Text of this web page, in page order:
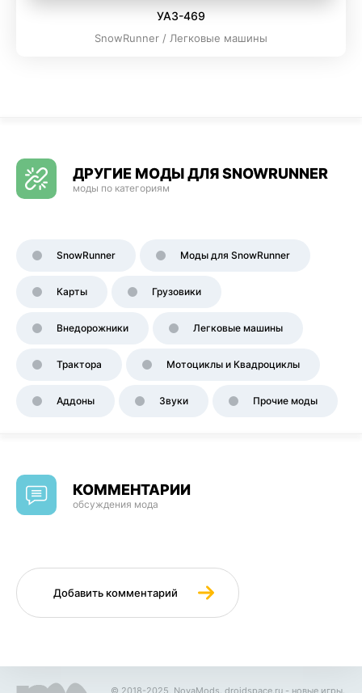
УАЗ-469
SnowRunner / Легковые машины
ДРУГИЕ МОДЫ ДЛЯ SNOWRUNNER
моды по категориям
SnowRunner Моды для SnowRunner
Карты Грузовики
Внедорожники Легковые машины
Трактора Мотоциклы и Квадроциклы
Аддоны Звуки Прочие моды
КОММЕНТАРИИ
обсуждения мода
Добавить комментарий
© 2018-2025, NovaMods. droidspace.ru - новые игры.